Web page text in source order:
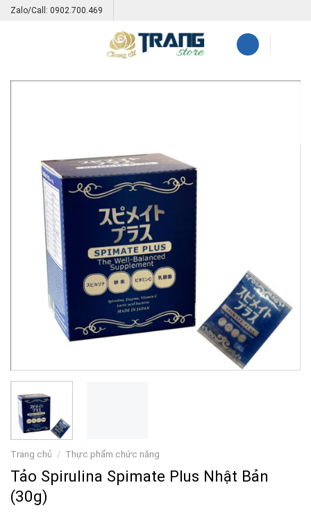
SkipZalo/Call: 0902.700.469
Trang chủ / Thực phẩm chức năng
Tảo Spirulina Spimate Plus Nhật Bản
(30g)